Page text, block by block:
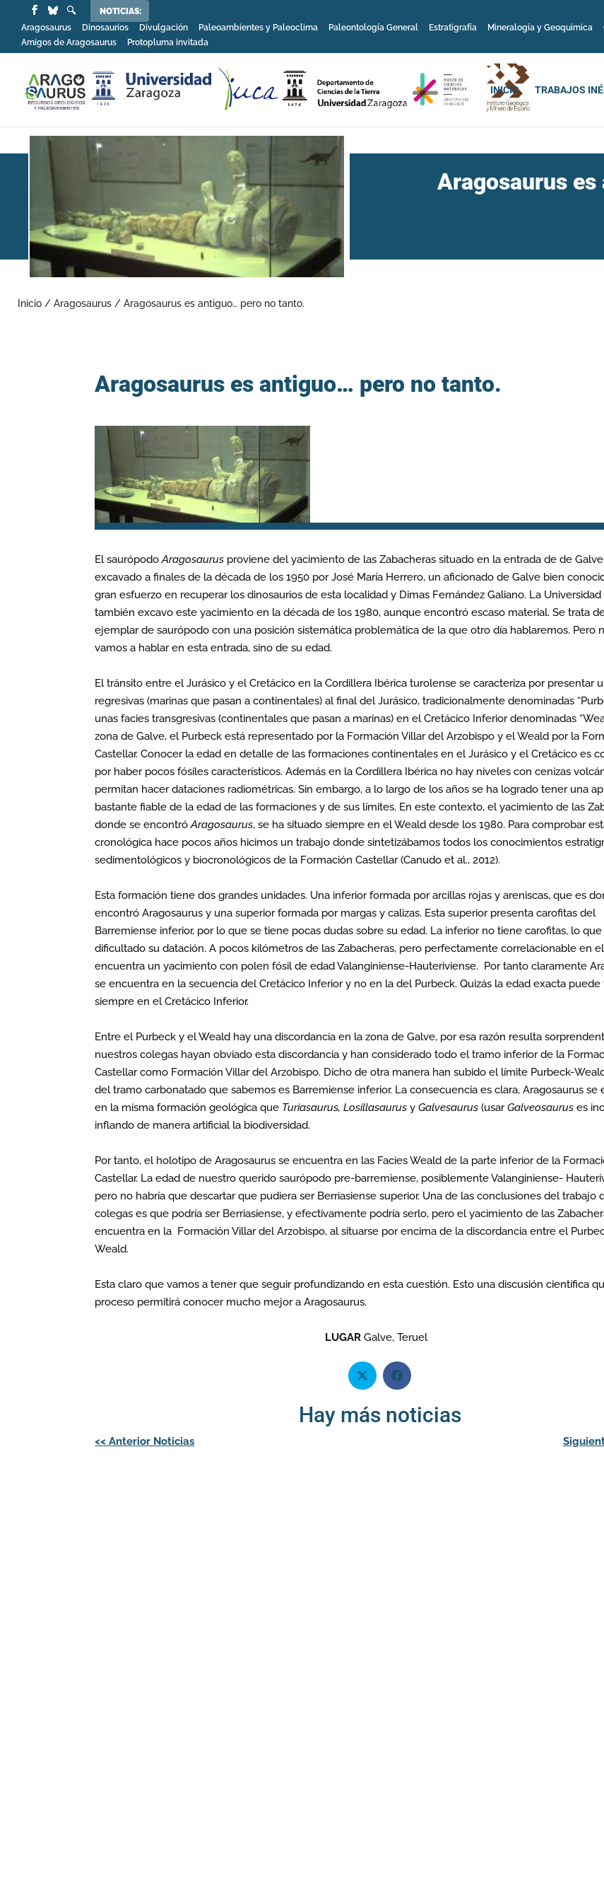
NOTICIAS:
Aragosaurus
Dinosaurios Divulgación Paleoambientes y Paleoclima Paleontología General Estratigrafía Mineralogía y Geoquímica
Amigos de Aragosaurus
Protopluma invitada
INICIO TRABAJOS
Aragosaurus
Inicio / Aragosaurus / Aragosaurus es antiguo… pero no tanto.
Aragosaurus es antiguo… pero no tanto.
El saurópodoAragosaurus proviene del yacimiento de las Zabacheras situado en la entrada de de
excavado a finales de la década de los 1950 por José María Herrero, un aficionado de Galve bien
gran esfuerzo en recuperar los dinosaurios de esta localidad y Dimas Fernández Galiano. La
también excavo este yacimiento en la década de los 1980, aunque encontró escaso material. Se trata
ejemplar de saurópodo con una posición sistemática problemática de la que otro día hablaremos. Pero
vamos a hablar en esta entrada, sino de su edad.
El tránsito entre el Jurásico y el Cretácico en la Cordillera Ibérica turolense se caracteriza por presentar
regresivas (marinas que pasan a continentales) al final del Jurásico, tradicionalmente denominadas
unas facies transgresivas (continentales que pasan a marinas) en el Cretácico Inferior denominadas
zona de Galve, el Purbeck está representado por la Formación Villar del Arzobispo y el Weald por la
Castellar. Conocer la edad en detalle de las formaciones continentales en el Jurásico y el Cretácico es
por haber pocos fósiles característicos. Además en la Cordillera Ibérica no hay niveles con cenizas
permitan hacer dataciones radiométricas. Sin embargo, a lo largo de los años se ha logrado tener una
bastante fiable de la edad de las formaciones y de sus límites. En este contexto, el yacimiento de las
donde se encontróAragosaurus, se ha situado siempre en el Weald desde los 1980. Para comprobar
cronológica hace pocos años hicimos un trabajo donde sintetizábamos todos los conocimientos
sedimentológicos y biocronológicos de la Formación Castellar (Canudo et al., 2012).
Esta formación tiene dos grandes unidades. Una inferior formada por arcillas rojas y areniscas, que es
encontró Aragosaurus y una superior formada por margas y calizas. Esta superior presenta carofitas del
Barremiense inferior, por lo que se tiene pocas dudas sobre su edad. La inferior no tiene carofitas, lo que
dificultado su datación. A pocos kilómetros de las Zabacheras, pero perfectamente correlacionable en
encuentra un yacimiento con polen fósil de edad Valanginiense-Hauteriviense. Por tanto claramente
se encuentra en la secuencia del Cretácico Inferior y no en la del Purbeck. Quizás la edad exacta puede
siempre en el Cretácico Inferior.
Entre el Purbeck y el Weald hay una discordancia en la zona de Galve, por esa razón resulta
nuestros colegas hayan obviado esta discordancia y han considerado todo el tramo inferior de la
Castellar como Formación Villar del Arzobispo. Dicho de otra manera han subido el límite Purbeck-
del tramo carbonatado que sabemos es Barremiense inferior. La consecuencia es clara, Aragosaurus se
en la misma formación geológica que Turiasaurus, Losillasaurus yGalvesaurus (usarGalveosaurus es
inflando de manera artificial la biodiversidad.
Por tanto, el holotipo de Aragosaurus se encuentra en las Facies Weald de la parte inferior de la
Castellar. La edad de nuestro querido saurópodo pre-barremiense, posiblemente Valanginiense-
pero no habría que descartar que pudiera ser Berriasiense superior. Una de las conclusiones del trabajo
colegas es que podría ser Berriasiense, y efectivamente podría serlo, pero el yacimiento de las
encuentra en la Formación Villar del Arzobispo, al situarse por encima de la discordancia entre el
Weald.
Esta claro que vamos a tener que seguir profundizando en esta cuestión. Esto una discusión científica
proceso permitirá conocer mucho mejor a Aragosaurus.
LUGAR Galve, Teruel
Hay más noticias
Navegación
<<Anterior Noticias